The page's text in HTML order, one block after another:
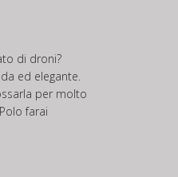
di droni?
ed elegante.
per molto
farai